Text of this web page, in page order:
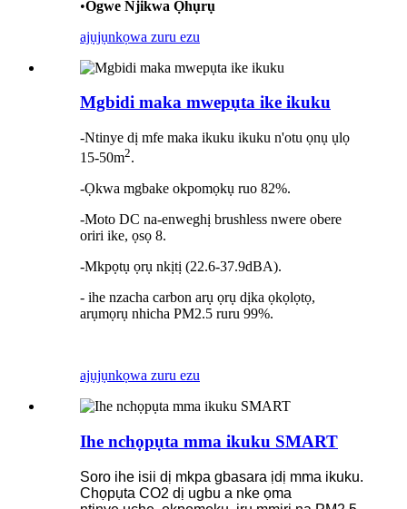
•Ogwe Njikwa Ọhụrụ
ajụjụnkọwa zuru ezu
Mgbidi maka mwepụta ike ikuku
-Ntinye dị mfe maka ikuku ikuku n'otu ọnụ ụlọ
15-50m2.
-Ọkwa mgbake okpomọkụ ruo 82%.
-Moto DC na-enweghị brushless nwere obere
oriri ike, ọsọ 8.
-Mkpọtụ ọrụ nkịtị (22.6-37.9dBA).
- ihe nzacha carbon arụ ọrụ dịka ọkọlọtọ,
arụmọrụ nhicha PM2.5 ruru 99%.
ajụjụnkọwa zuru ezu
Ihe nchọpụta mma ikuku SMART
Soro ihe isii dị mkpa gbasara ịdị mma ikuku.
Chọpụta CO2 dị ugbu a nke ọma